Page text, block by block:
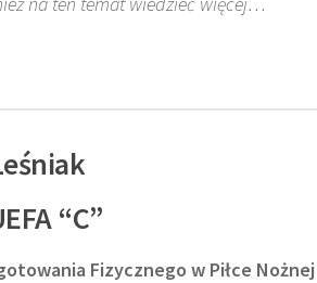
“C”
Fizycznego w Piłce Nożnej